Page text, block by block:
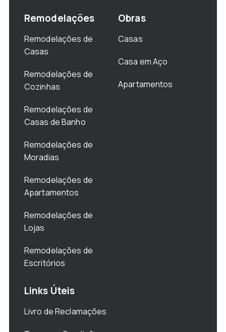
Remodelações
Remodelações de
Casas
Remodelações de
Cozinhas
Remodelações de
Casas de Banho
Remodelações de
Moradias
Remodelações de
Apartamentos
Remodelações de
Lojas
Remodelações de
Escritórios
Obras
Casas
Casa em Aço
Apartamentos
Links Úteis
Livro de Reclamações